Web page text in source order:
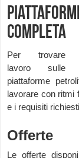
completa
Per trovare
lavoro sulle
piattaforme
lavorare con ritmi
e i requisiti
Offerte
Le offerte